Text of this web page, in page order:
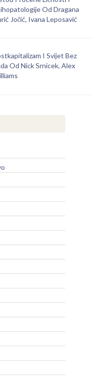
Od Dragana
Jočić, Ivana Leposavić
I Svijet Bez
Od Nick Srnicek, Alex